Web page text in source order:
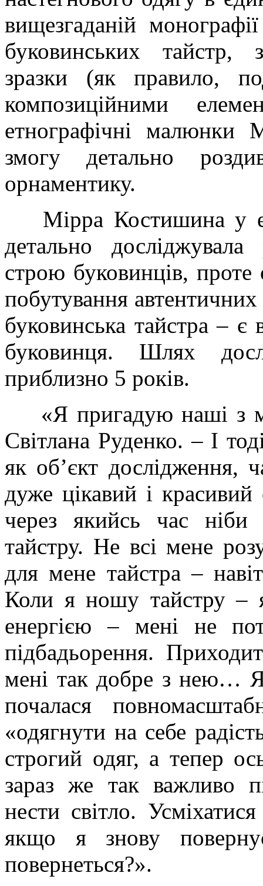
вищезгаданій
буковинських тайстр,
зразки (як правило,
композиційними
етнографічні малюнки
змогу детально
орнаментику.
Мірра Костишина у
детально досліджувала
строю буковинців, проте
побутування
буковинська тайстра – є
буковинця. Шлях
приблизно 5 років.
«Я пригадую наші з
Світлана Руденко. – І
як об’єкт дослідження,
дуже цікавий і
через якийсь час ніби
тайстру. Не всі мене
для мене тайстра –
Коли я ношу тайстру –
енергією – мені не
підбадьорення.
мені так добре з нею… Я
почалася
«одягнути на себе
строгий одяг, а тепер
зараз же так важливо
нести світло.
якщо я знову
повернеться?».